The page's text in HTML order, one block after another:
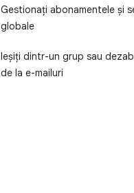
Gestionați abonamentele și
globale
Ieșiți dintr-un grup sau
de la e-mailuri